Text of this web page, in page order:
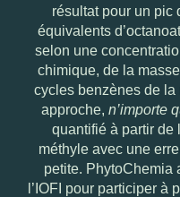
résultat pour un pic
équivalents
selon une
chimique, de la
cycles benzènes de la
approche, n’importe
quantifié à partir de
méthyle avec une
petite. PhytoChemia
l’IOFI pour participer